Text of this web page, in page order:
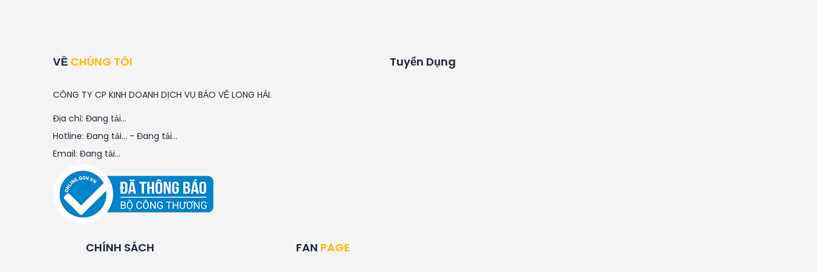
VỀ CHÚNG TÔI
CÔNG TY CP KINH DOANH DỊCH VỤ BẢO VỆ LONG HẢI.
Địa chỉ: Đang tải...
Hotline: Đang tải... - Đang tải...
Email: Đang tải...
Tuyển Dụng
CHÍNH SÁCH FAN PAGE